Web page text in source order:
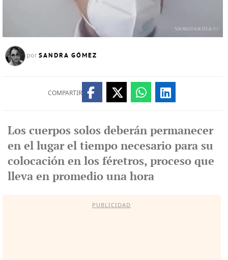
por SANDRA GÓMEZ
COMPARTIR
Los cuerpos solos deberán permanecer
en el lugar el tiempo necesario para su
colocación en los féretros, proceso que
lleva en promedio una hora
PUBLICIDAD